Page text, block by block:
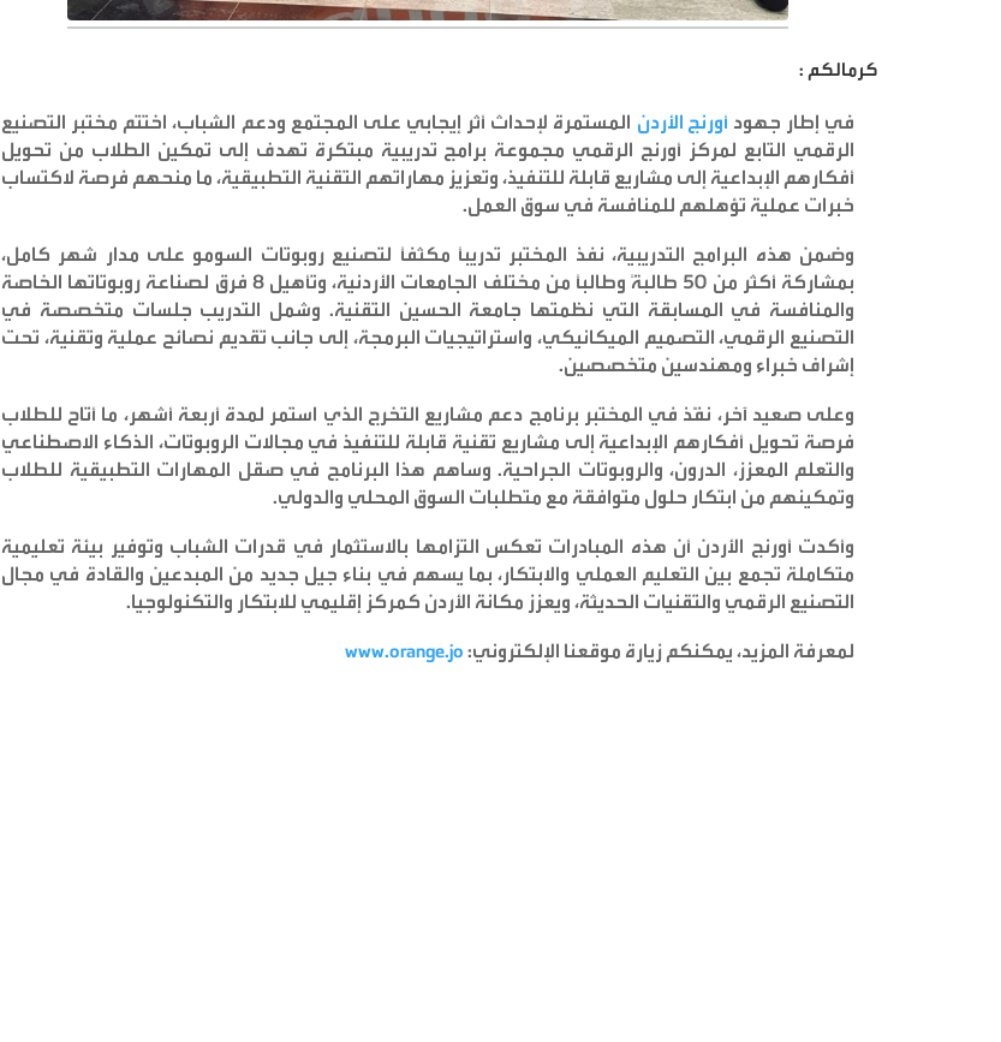
كرمالكم :
في إطار جهود أورنج الأردن المستمرة لإحداث أثر إيجابي على المجتمع ودعم الشباب، اختتم مختبر التصنيع
الرقمي التابع لمركز أورنج الرقمي مجموعة برامج تدريبية مبتكرة تهدف إلى تمكين الطلاب من تحويل
أفكارهم الإبداعية إلى مشاريع قابلة للتنفيذ، وتعزيز مهاراتهم التقنية التطبيقية، ما منحهم فرصة لاكتساب
خبرات عملية تؤهلهم للمنافسة في سوق العمل.
وضمن هذه البرامج التدريبية، نفذ المختبر تدريباً مكثفاً لتصنيع روبوتات السومو على مدار شهر كامل،
بمشاركة أكثر من 50 طالبةً وطالباً من مختلف الجامعات الأردنية، وتأهيل 8 فرق لصناعة روبوتاتها الخاصة
والمنافسة في المسابقة التي نظمتها جامعة الحسين التقنية. وشمل التدريب جلسات متخصصة في
التصنيع الرقمي، التصميم الميكانيكي، واستراتيجيات البرمجة، إلى جانب تقديم نصائح عملية وتقنية، تحت
إشراف خبراء ومهندسين متخصصين.
وعلى صعيد آخر، نفّذ في المختبر برنامج دعم مشاريع التخرج الذي استمر لمدة أربعة أشهر، ما أتاح للطلاب
فرصة تحويل أفكارهم الإبداعية إلى مشاريع تقنية قابلة للتنفيذ في مجالات الروبوتات، الذكاء الاصطناعي
والتعلم المعزز، الدرون، والروبوتات الجراحية. وساهم هذا البرنامج في صقل المهارات التطبيقية للطلاب
وتمكينهم من ابتكار حلول متوافقة مع متطلبات السوق المحلي والدولي.
وأكدت أورنج الأردن أن هذه المبادرات تعكس التزامها بالاستثمار في قدرات الشباب وتوفير بيئة تعليمية
متكاملة تجمع بين التعليم العملي والابتكار، بما يسهم في بناء جيل جديد من المبدعين والقادة في مجال
التصنيع الرقمي والتقنيات الحديثة، ويعزز مكانة الأردن كمركز إقليمي للابتكار والتكنولوجيا.
لمعرفة المزيد، يمكنكم زيارة موقعنا الإلكتروني:www.orange.jo